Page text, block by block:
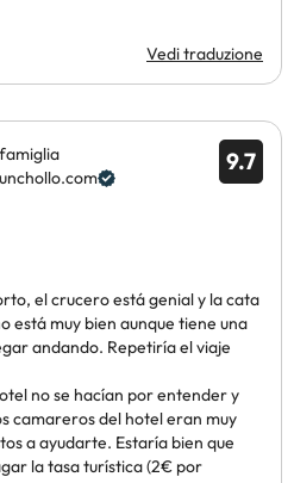
Vedi traduzione
9.7
el crucero está genial y la cata
está muy bien aunque tiene una
andando. Repetiría el viaje
no se hacían por entender y
camareros del hotel eran muy
a ayudarte. Estaría bien que
la tasa turística (2€ por